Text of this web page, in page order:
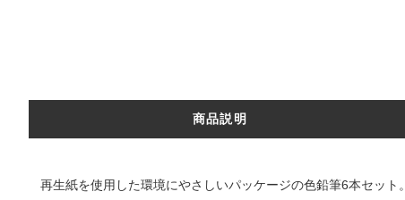
商品説明
再生紙を使用した環境にやさしいパッケージの色鉛筆6本セット。